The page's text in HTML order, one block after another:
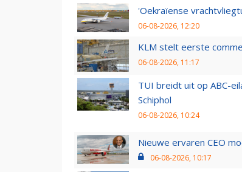
'Oekraïense
06-08-2026, 12:20
KLM stelt eerste
06-08-2026, 11:17
TUI breidt uit op ABC-
Schiphol
06-08-2026, 10:24
Nieuwe ervaren CEO
06-08-2026, 10:17